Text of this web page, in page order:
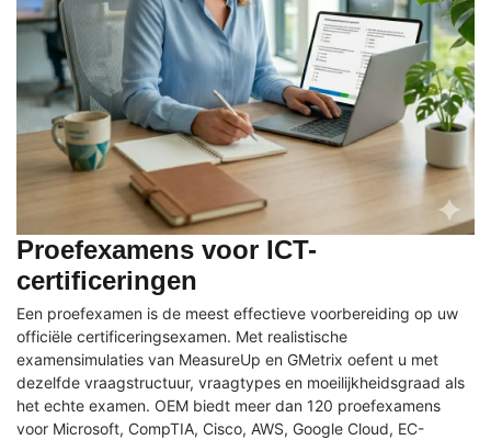
Proefexamens voor ICT-
certificeringen
Een proefexamen is de meest effectieve voorbereiding op uw
officiële certificeringsexamen. Met realistische
examensimulaties van MeasureUp en GMetrix oefent u met
dezelfde vraagstructuur, vraagtypes en moeilijkheidsgraad als
het echte examen. OEM biedt meer dan 120 proefexamens
voor Microsoft, CompTIA, Cisco, AWS, Google Cloud, EC-